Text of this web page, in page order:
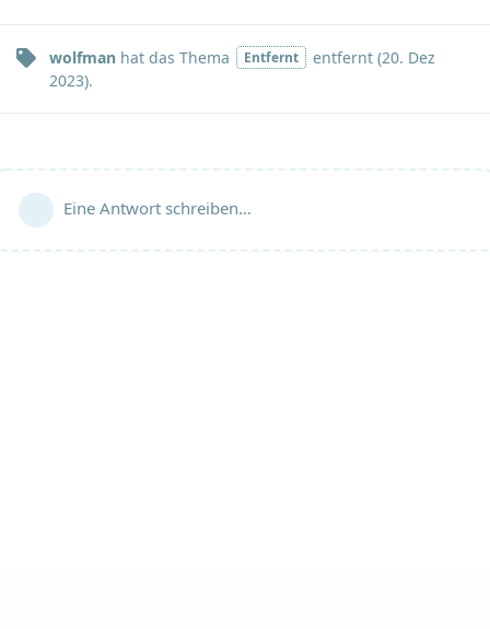
wolfman hat das Thema Entfernt entfernt (20. Dez
2023).
Eine Antwort schreiben…